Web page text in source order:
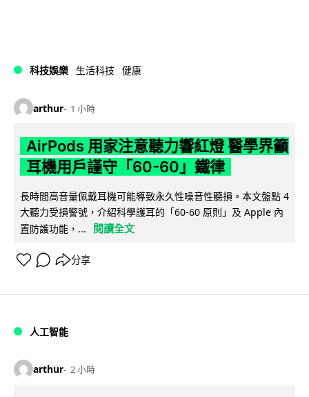
科技娛樂 生活科技 健康
arthur 1 小時
AirPods 用家注意聽力響紅燈 醫學界籲
耳機用戶謹守「60-60」鐵律
長時間高音量佩戴耳機可能導致永久性噪音性聽損。本文盤點 4
大聽力受損警號，介紹科學護耳的「60-60 原則」及 Apple 內
置防護功能，...
閱讀全文
分享
人工智能
arthur 2 小時